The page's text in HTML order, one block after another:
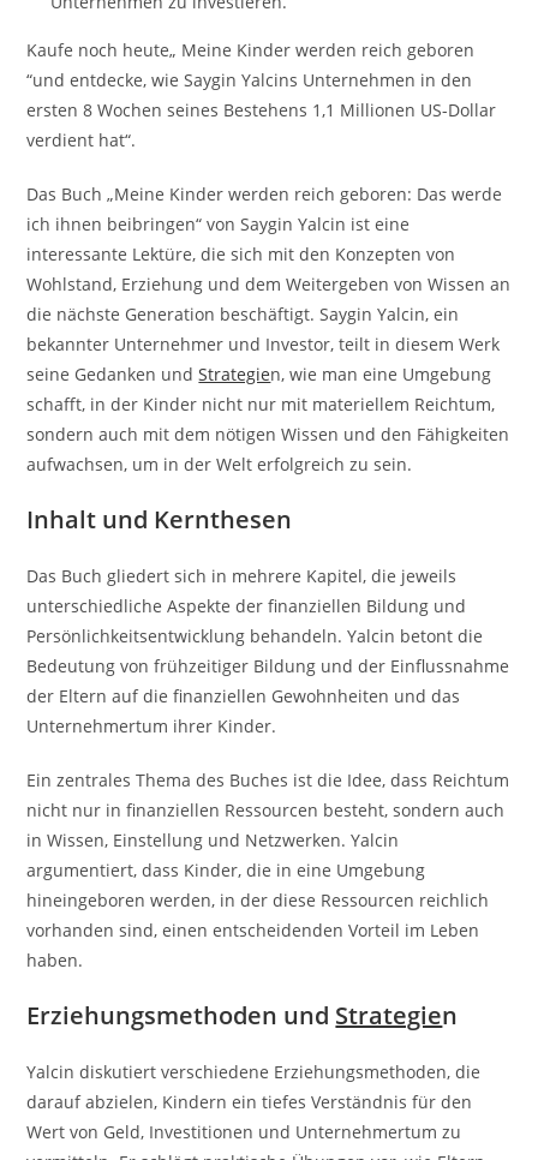
Kaufe noch heute„ Meine Kinder werden reich geboren
“und entdecke, wie Saygin Yalcins Unternehmen in den
ersten 8 Wochen seines Bestehens 1,1 Millionen US-Dollar
verdient hat“.
Das Buch „Meine Kinder werden reich geboren: Das werde
ich ihnen beibringen“ von Saygin Yalcin ist eine
interessante Lektüre, die sich mit den Konzepten von
Wohlstand, Erziehung und dem Weitergeben von Wissen an
die nächste Generation beschäftigt. Saygin Yalcin, ein
bekannter Unternehmer und Investor, teilt in diesem Werk
seine Gedanken undStrategien, wie man eine Umgebung
schafft, in der Kinder nicht nur mit materiellem Reichtum,
sondern auch mit dem nötigen Wissen und den Fähigkeiten
aufwachsen, um in der Welt erfolgreich zu sein.
Inhalt und Kernthesen
Das Buch gliedert sich in mehrere Kapitel, die jeweils
unterschiedliche Aspekte der finanziellen Bildung und
Persönlichkeitsentwicklung behandeln. Yalcin betont die
Bedeutung von frühzeitiger Bildung und der Einflussnahme
der Eltern auf die finanziellen Gewohnheiten und das
Unternehmertum ihrer Kinder.
Ein zentrales Thema des Buches ist die Idee, dass Reichtum
nicht nur in finanziellen Ressourcen besteht, sondern auch
in Wissen, Einstellung und Netzwerken. Yalcin
argumentiert, dass Kinder, die in eine Umgebung
hineingeboren werden, in der diese Ressourcen reichlich
vorhanden sind, einen entscheidenden Vorteil im Leben
haben.
Erziehungsmethoden und Strategien
Yalcin diskutiert verschiedene Erziehungsmethoden, die
darauf abzielen, Kindern ein tiefes Verständnis für den
Wert von Geld, Investitionen und Unternehmertum zu